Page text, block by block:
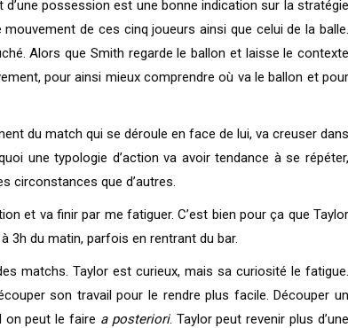
possession est une bonne indication sur la stratégie
mouvement de ces cinq joueurs ainsi que celui de la balle.
Alors que Smith regarde le ballon et laisse le contexte
pour ainsi mieux comprendre où va le ballon et pour
du match qui se déroule en face de lui, va creuser dans
une typologie d’action va avoir tendance à se répéter,
circonstances que d’autres.
et va finir par me fatiguer. C’est bien pour ça que Taylor
3h du matin, parfois en rentrant du bar.
matchs. Taylor est curieux, mais sa curiosité le fatigue.
son travail pour le rendre plus facile. Découper un
on peut le faire a posteriori. Taylor peut revenir plus d’une